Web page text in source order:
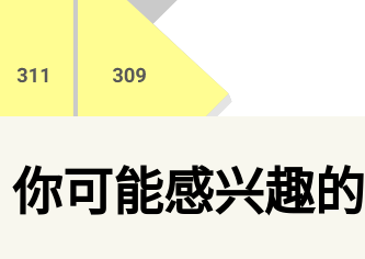
你可能感兴趣的